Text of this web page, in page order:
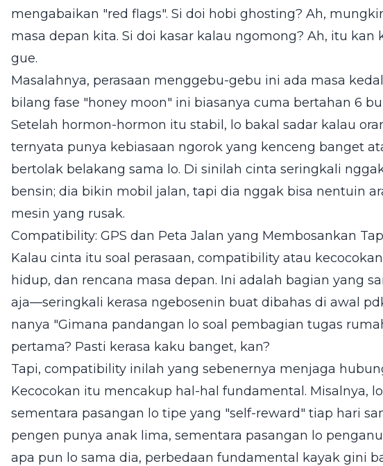
mengabaikan "red flags". Si doi hobi ghosting? Ah,
masa depan kita. Si doi kasar kalau ngomong? Ah, itu kan
gue.
Masalahnya, perasaan menggebu-gebu ini ada masa
bilang fase "honey moon" ini biasanya cuma bertahan 6
Setelah hormon-hormon itu stabil, lo bakal sadar kalau
ternyata punya kebiasaan ngorok yang kenceng banget
bertolak belakang sama lo. Di sinilah cinta seringkali
bensin; dia bikin mobil jalan, tapi dia nggak bisa nentuin
mesin yang rusak.
Compatibility: GPS dan Peta Jalan yang Membosankan
Kalau cinta itu soal perasaan, compatibility atau
hidup, dan rencana masa depan. Ini adalah bagian yang
aja—seringkali kerasa ngebosenin buat dibahas di awal
nanya "Gimana pandangan lo soal pembagian tugas
pertama? Pasti kerasa kaku banget, kan?
Tapi, compatibility inilah yang sebenernya menjaga
Kecocokan itu mencakup hal-hal fundamental. Misalnya,
sementara pasangan lo tipe yang "self-reward" tiap hari
pengen punya anak lima, sementara pasangan lo
apa pun lo sama dia, perbedaan fundamental kayak gini